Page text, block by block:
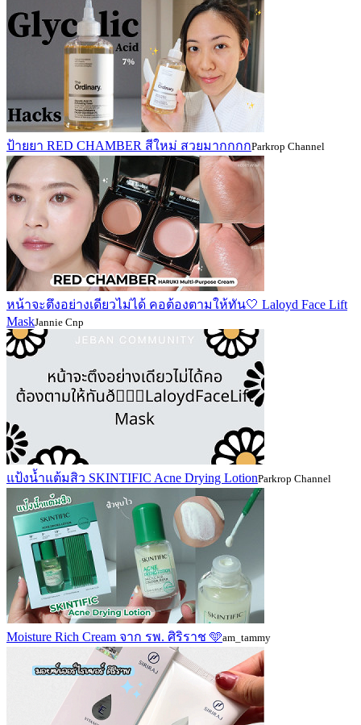
ป้ายยา RED CHAMBER สีใหม่ สวยมากกกกParkrop Channel
หน้าจะตึงอย่างเดียวไม่ได้ คอต้องตามให้ทัน🤍 Laloyd Face Lift
MaskJannie Cnp
แป้งน้ำแต้มสิว SKINTIFIC Acne Drying LotionParkrop Channel
Moisture Rich Cream จาก รพ. ศิริราช 🩵am_tammy